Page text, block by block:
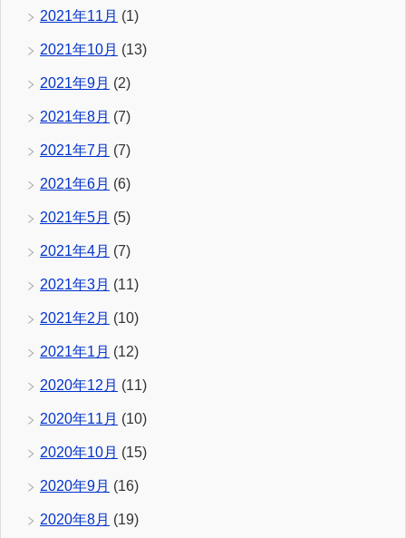
2021年11月 (1)
2021年10月 (13)
2021年9月 (2)
2021年8月 (7)
2021年7月 (7)
2021年6月 (6)
2021年5月 (5)
2021年4月 (7)
2021年3月 (11)
2021年2月 (10)
2021年1月 (12)
2020年12月 (11)
2020年11月 (10)
2020年10月 (15)
2020年9月 (16)
2020年8月 (19)